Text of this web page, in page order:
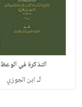
التذكرة في الوعظ
لـ ابن الجوزي